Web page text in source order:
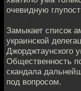
очевидную
Замыкает список
украинской
Джорджтаунского
Общественность
скандала
под вопросом.